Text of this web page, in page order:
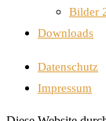
Bilder
Downloads
Datenschutz
Impressum